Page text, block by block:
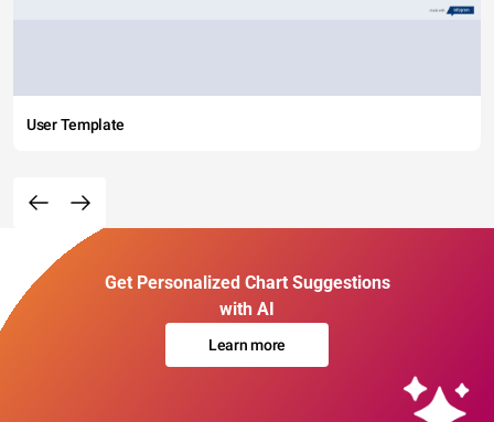
User Template
Get Personalized Chart Suggestions
with AI
Learn more